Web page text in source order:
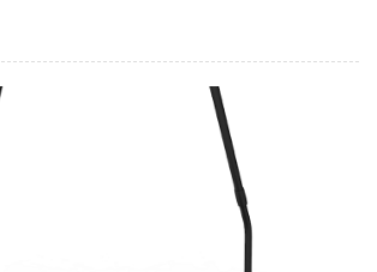
kết mang đến những giải pháp hội nghị
[…]